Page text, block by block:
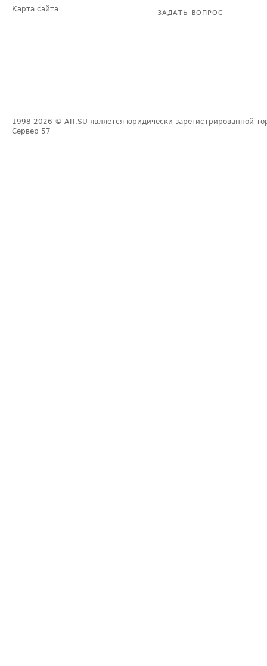
Карта сайта
ЗАДАТЬ ВОПРОС
1998-2026 © ATI.SU является юридически зарегистрированной
Сервер 57